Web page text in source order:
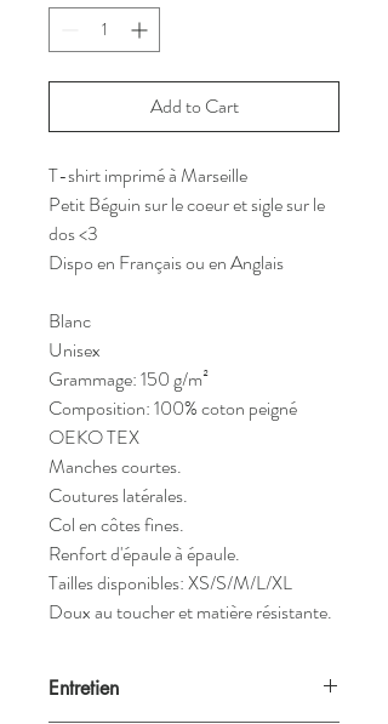
Add to Cart
T-shirt imprimé à Marseille
Petit Béguin sur le coeur et sigle sur le
dos <3
Dispo en Français ou en Anglais
Blanc
Unisex
Grammage: 150 g/m²
Composition: 100% coton peigné
OEKO TEX
Manches courtes.
Coutures latérales.
Col en côtes fines.
Renfort d'épaule à épaule.
Tailles disponibles: XS/S/M/L/XL
Doux au toucher et matière résistante.
Entretien